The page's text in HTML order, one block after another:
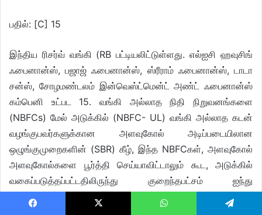
பதில்: [C] 15
இந்திய ரிசர்வ் வங்கி (RB பட்டியலிட்டுள்ளது. எல்ஐசி ஹவுசிங்
ஃபைனான்ஸ், பஜாஜ் ஃபைனான்ஸ், ஸ்ரீராம் ஃபைனான்ஸ், டாடா
சன்ஸ், சோழமண்டலம் இன்வெஸ்ட்மென்ட் அண்ட் ஃபைனான்ஸ்
கம்பெனி உட்பட 15. வங்கி அல்லாத நிதி நிறுவனங்களை
(NBFCs) மேல் அடுக்கில் (NBFC- UL) வங்கி அல்லாத கடன்
வழங்குபவர்களுக்கான அளவுகோல் அடிப்படையிலான
ஒழுங்குமுறைகளின் (SBR) கீழ், இந்த NBFCகள், அளவுகோல்
அளவுகோல்களை பூர்த்தி செய்யாவிட்டாலும் கூட, அடுக்கில்
வகைப்படுத்தப்பட்டதிலிருந்து குறைந்தபட்சம் ஐந்து
ஆண்டுகளுக்கு மேம்படுத்தப்பட்ட ஒழுங்குமுறை தேவைகளுக்கு